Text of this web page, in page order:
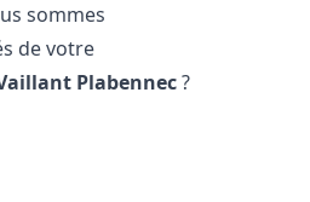
sommes
de votre
Plabennec?